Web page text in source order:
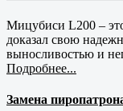
Мицубиси L200 –
доказал свою
выносливостью и
Подробнее...
Замена